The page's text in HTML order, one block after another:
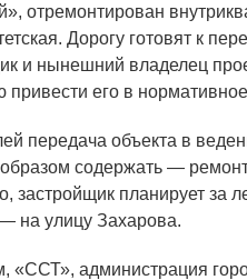
», отремонтирован
Дорогу готовят к
и нынешний владелец
привести его в
передача объекта в
содержать —
застройщик планирует за
на улицу Захарова.
«ССТ», администрация